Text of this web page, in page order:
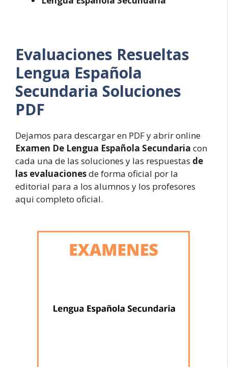
Evaluaciones Resueltas
Lengua Española
Secundaria Soluciones
PDF
Dejamos para descargar en PDF y abrir online
Examen De Lengua Española Secundaria con
cada una de las soluciones y las respuestas de
las evaluacionesde forma oficial por la
editorial para a los alumnos y los profesores
aqui completo oficial.